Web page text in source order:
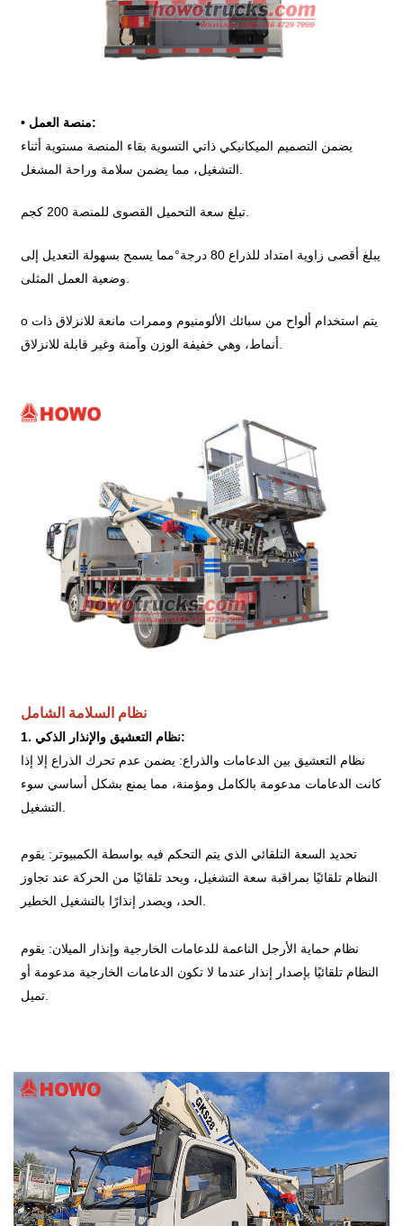
•
منصة العمل:
يضمن التصميم الميكانيكي ذاتي التسوية بقاء المنصة مستوية أثناء
يبلغ أقصى زاوية امتداد للذراع 80 درجة °مما يسمح بسهولة التعديل إلى
o يتم استخدام ألواح من سبائك الألومنيوم وممرات مانعة للانزلاق ذات
نظام السلامة الشامل
1. نظام التعشيق والإنذار الذكي:
نظام التعشيق بين الدعامات والذراع: يضمن عدم تحرك الذراع إلا إذا
كانت الدعامات مدعومة بالكامل ومؤمنة، مما يمنع بشكل أساسي سوء
تحديد السعة التلقائي الذي يتم التحكم فيه بواسطة الكمبيوتر: يقوم
النظام تلقائيًا بمراقبة سعة التشغيل، ويحد تلقائيًا من الحركة عند تجاوز
نظام حماية الأرجل الناعمة للدعامات الخارجية وإنذار الميلان: يقوم
النظام تلقائيًا بإصدار إنذار عندما لا تكون الدعامات الخارجية مدعومة أو